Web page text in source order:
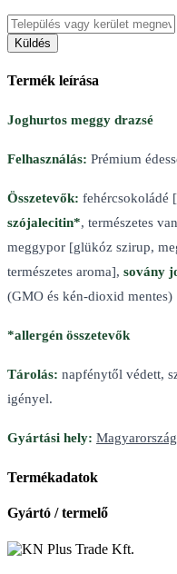
Küldés
Termék leírása
Joghurtos meggy drazsé
Felhasználás: Prémium
Összetevők: fehércsokoládé
szójalecitin*, természetes
meggypor [glükóz szirup,
természetes aroma], sovány
(GMO és kén-dioxid mentes)
*allergén összetevők
Tárolás: napfénytől védett,
igényel.
Gyártási hely: Magyarország
Termékadatok
Gyártó / termelő